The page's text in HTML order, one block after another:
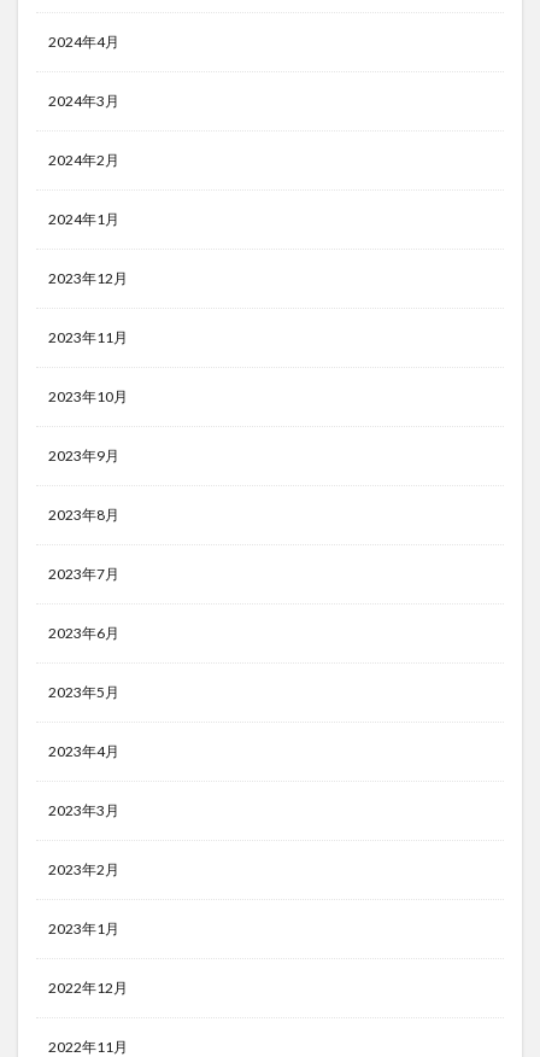
2024年4月
2024年3月
2024年2月
2024年1月
2023年12月
2023年11月
2023年10月
2023年9月
2023年8月
2023年7月
2023年6月
2023年5月
2023年4月
2023年3月
2023年2月
2023年1月
2022年12月
2022年11月